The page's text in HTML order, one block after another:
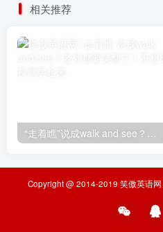
相关推荐
Copyright @ 2014-2019 笑傲英语网